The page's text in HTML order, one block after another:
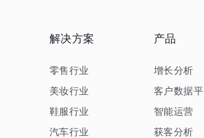
解决方案
零售行业
美妆行业
鞋服行业
汽车行业
产品
增长分析
客户数据
智能运营
获客分析